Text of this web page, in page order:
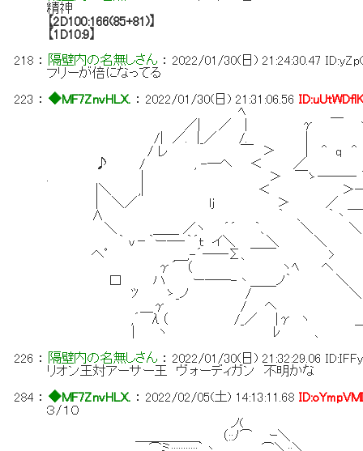
精神
【2D100:166(85+81)】
【1D10:9】
218 ： 隔壁内の名無しさん ：2022/01/30(日) 21:24:30.47
フリーが倍になってる
223 ：◆MF7ZnvHLX. ：2022/01/30(日) 21:31:06.56
ﾍ ＿
／| ／ | γ
/| ／. |_／ /. |
/ レ ￣ ＞ | ^ q ^
♪ / , -―ヘ ＜ ／
. | ＞ ￣ゝ―――
|＼ ,| ＜ ＞
| ＼／ lj ＞ ／
∧ ｀ 、 ｀丶￣￣￣ ３タ
＼ ＿＿ ／ヽ ´´ ｀、 ＼ ＼
｀ ｖ－｀ー―‐｀´ｔ イ＼ ＼ ＼
へﾟ ＿,-´――Σ、￣￣ > ＼ ７、人
γ´ （ ヽﾍ ヘ
口 ハ ー――-丶＿＿ノ｀ ＼
ﾂ ゝ_ノ / ＼
＿γ / ヘ ＼ ９、
,´ λ（ /_／ |γ ヽ
｜ ヽ ﾚ 、
226 ： 隔壁内の名無しさん ：2022/01/30(日) 21:32:29.06
リオン王対アーサー王 ヴォーディガン 不明かな
284 ：◆MF7ZnvHLX. ：2022/02/05(土) 14:13:11.68
３/１０
ノ(
＿＿＿＿＿ （::ﾉ⌒ ｰ＼